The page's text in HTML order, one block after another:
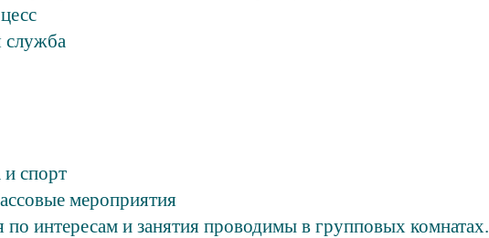
служба
и спорт
мероприятия
по интересам и занятия проводимы в групповых комнатах.